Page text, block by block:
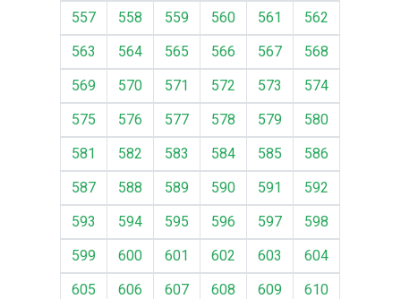
557
558 559 560 561
562
563
564 565 566 567
568
569
570 571 572 573
574
575
576 577 578 579
580
581
582 583 584 585
586
587
588 589 590 591
592
593
594 595 596 597
598
599
600 601 602 603
604
605
606 607 608 609
610